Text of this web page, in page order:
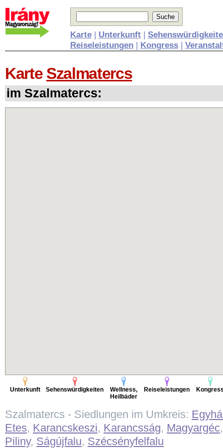
Karte| Unterkunft|
Reiseleistungen| Kongress|
Karte Szalmatercs
im Szalmatercs:
Unterkunft Sehenswürdigkeiten
Wellness,
Heilbäder
Reiseleistungen
Szalmatercs - Siedlungen im Umkreis:
Etes, Karancskeszi, Karancsság, Magyargéc
Piliny, Ságújfalu, Szécsényfelfalu